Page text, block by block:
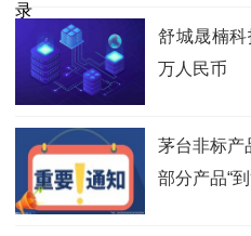
舒城晟楠
万人民币
茅台非标产
部分产品“